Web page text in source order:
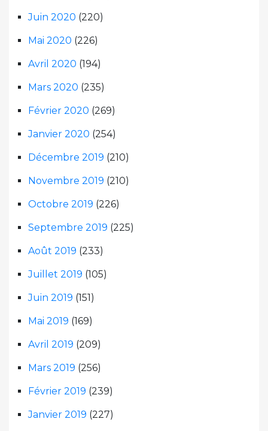
Juin 2020 (220)
Mai 2020 (226)
Avril 2020 (194)
Mars 2020 (235)
Février 2020 (269)
Janvier 2020 (254)
Décembre 2019 (210)
Novembre 2019 (210)
Octobre 2019 (226)
Septembre 2019 (225)
Août 2019 (233)
Juillet 2019 (105)
Juin 2019 (151)
Mai 2019 (169)
Avril 2019 (209)
Mars 2019 (256)
Février 2019 (239)
Janvier 2019 (227)